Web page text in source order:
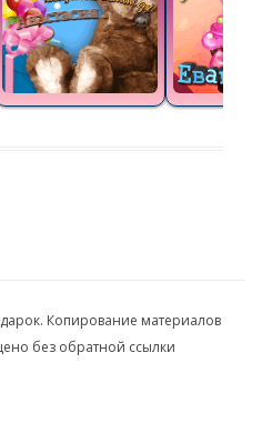
Копирование материалов
без обратной ссылки